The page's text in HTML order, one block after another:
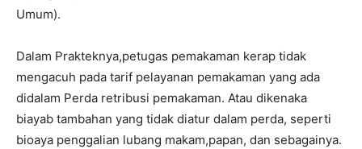
Umum).
Dalam Prakteknya,petugas pemakaman kerap tidak
mengacuh pada tarif pelayanan pemakaman yang ada
didalam Perda retribusi pemakaman. Atau dikenaka
biayab tambahan yang tidak diatur dalam perda, seperti
bioaya penggalian lubang makam,papan, dan sebagainya.